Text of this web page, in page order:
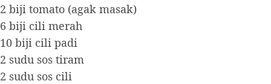
2 biji tomato (agak masak)
6 biji cili merah
10 biji cili padi
2 sudu sos tiram
2 sudu sos cili